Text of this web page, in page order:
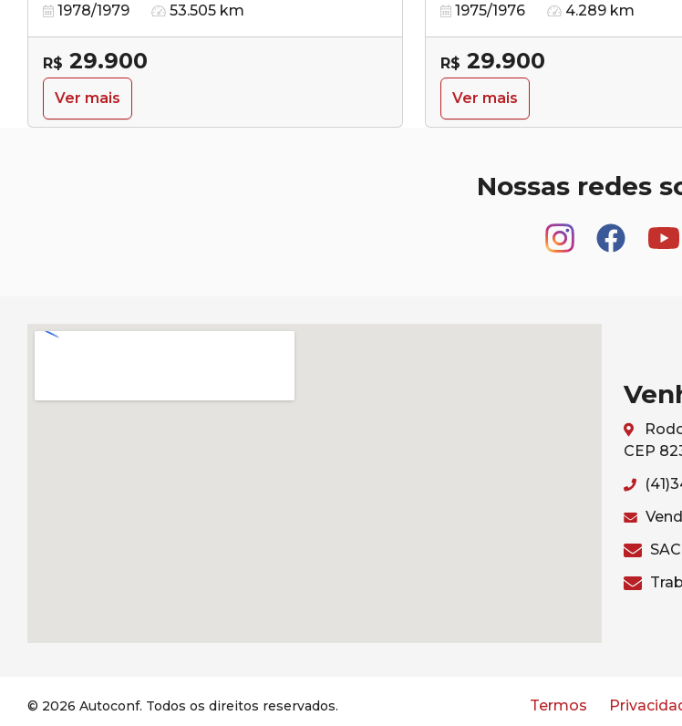
1978/1979 53.505 km
R$ 29.900
Ver mais
1975/1976 4.289 km
R$ 29.900
Ver mais
Nossas redes
CEP
SAC
© 2026 Autoconf. Todos os direitos reservados. Termos